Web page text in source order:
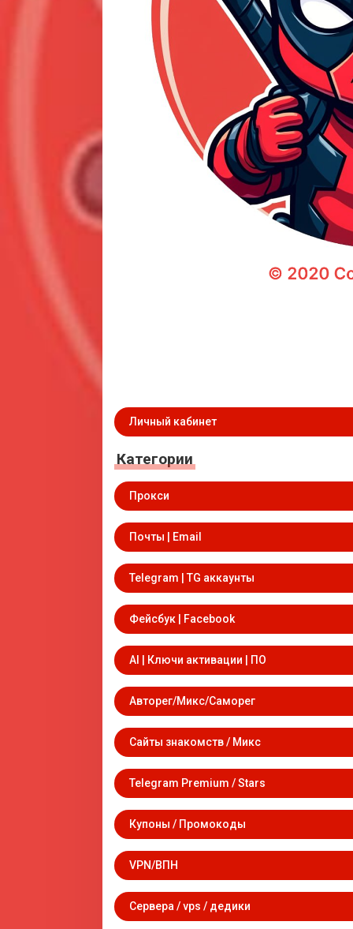
Личный кабинет
Категории
Прокси
Почты | Email
Telegram | TG аккаунты
Фейсбук | Facebook
AI | Ключи активации | ПО
Авторег/Микс/Саморег
Сайты знакомств / Микс
Telegram Premium / Stars
Купоны / Промокоды
VPN/ВПН
Сервера / vps / дедики